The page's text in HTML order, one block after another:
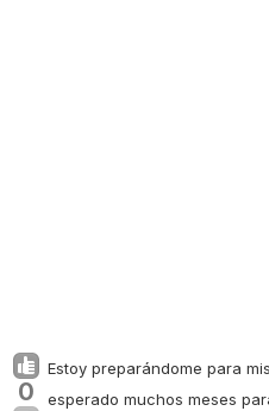
0
Estoy preparándome para
esperado muchos meses